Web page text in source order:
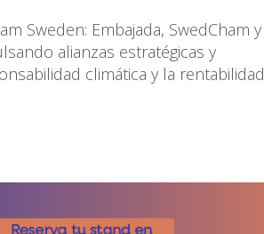
Sweden: Embajada, SwedCham y
alianzas estratégicas y
climática y la rentabilidad